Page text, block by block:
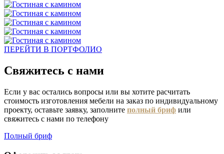
ПЕРЕЙТИ В ПОРТФОЛИО
Свяжитесь с нами
Если у вас остались вопросы или вы хотите расчитать
стоимость изготовления мебели на заказ по индивидуальному
проекту, оставьте заявку, заполните полный бриф или
свяжитесь с нами по телефону
Полный бриф